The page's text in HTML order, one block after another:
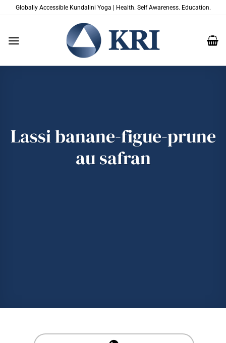
PasserGlobally Accessible Kundalini Yoga | Health. Self Awareness. Education.
Lassi banane-figue-prune
au safran